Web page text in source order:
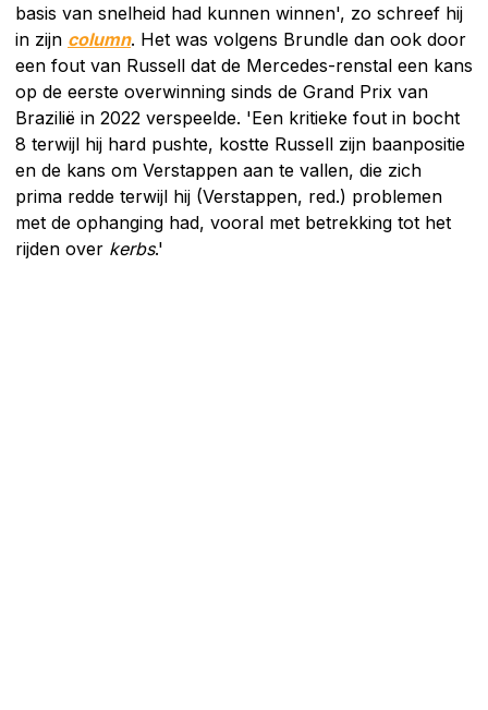
basis van snelheid had kunnen winnen', zo schreef hij
in zijn column. Het was volgens Brundle dan ook door
een fout van Russell dat de Mercedes-renstal een kans
op de eerste overwinning sinds de Grand Prix van
Brazilië in 2022 verspeelde. 'Een kritieke fout in bocht
8 terwijl hij hard pushte, kostte Russell zijn baanpositie
en de kans om Verstappen aan te vallen, die zich
prima redde terwijl hij (Verstappen, red.) problemen
met de ophanging had, vooral met betrekking tot het
rijden over kerbs.'